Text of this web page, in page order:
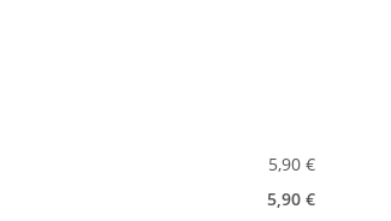
5,90 €
5,90 €